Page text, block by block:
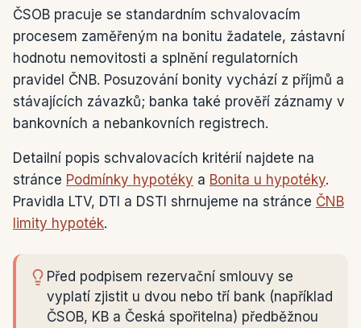
ČSOB pracuje se standardním schvalovacím
procesem zaměřeným na bonitu žadatele, zástavní
hodnotu nemovitosti a splnění regulatorních
pravidel ČNB. Posuzování bonity vychází z příjmů a
stávajících závazků; banka také prověří záznamy v
bankovních a nebankovních registrech.
Detailní popis schvalovacích kritérií najdete na
stránce Podmínky hypotéky a Bonita u hypotéky.
Pravidla LTV, DTI a DSTI shrnujeme na stránce ČNB
limity hypoték.
Před podpisem rezervační smlouvy se
vyplatí zjistit u dvou nebo tří bank (například
ČSOB, KB a Česká spořitelna) předběžnou